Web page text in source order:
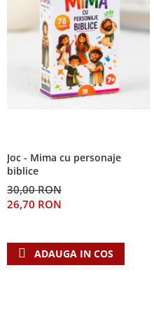
Joc - Mima cu personaje
biblice
30,00 RON
26,70 RON
ADAUGA IN COS